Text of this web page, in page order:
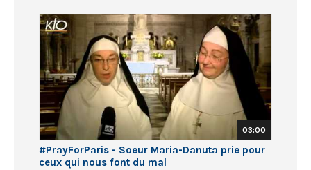
03:00
#PrayForParis - Soeur Maria-Danuta prie pour
ceux qui nous font du mal